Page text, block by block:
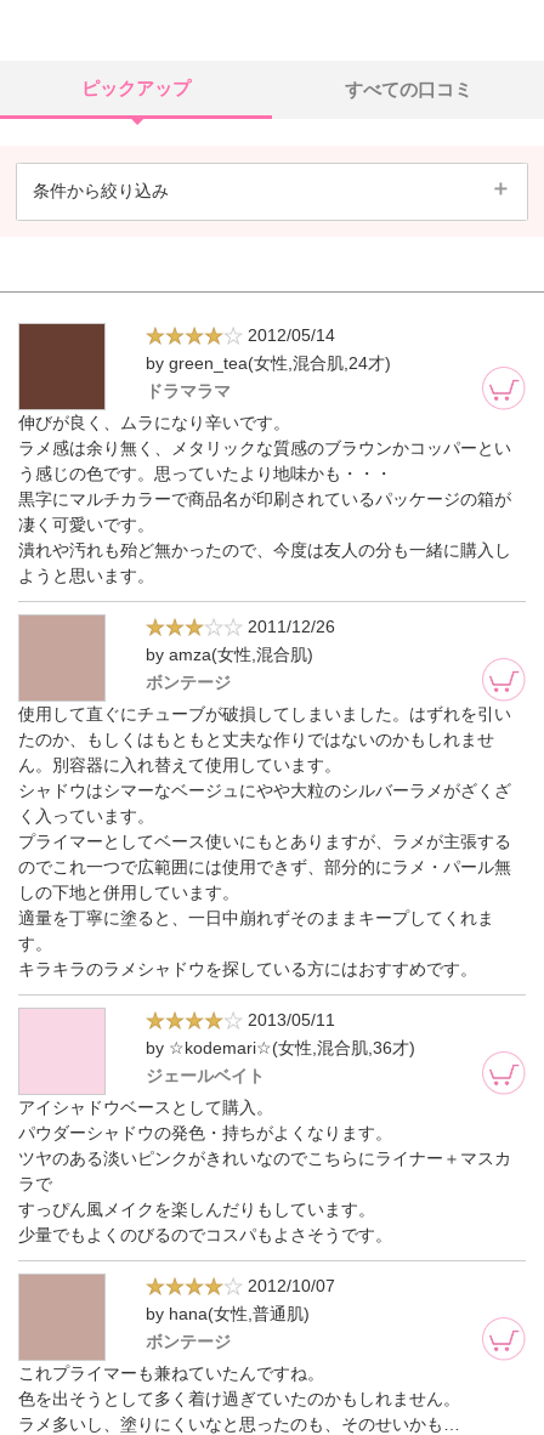
ピックアップ すべての口コミ
条件から絞り込み
2012/05/14
by green_tea(女性,混合肌,24才)
ドラマラマ
伸びが良く、ムラになり辛いです。
ラメ感は余り無く、メタリックな質感のブラウンかコッパーとい
う感じの色です。思っていたより地味かも・・・
黒字にマルチカラーで商品名が印刷されているパッケージの箱が
凄く可愛いです。
潰れや汚れも殆ど無かったので、今度は友人の分も一緒に購入し
ようと思います。
2011/12/26
by amza(女性,混合肌)
ボンテージ
使用して直ぐにチューブが破損してしまいました。はずれを引い
たのか、もしくはもともと丈夫な作りではないのかもしれませ
ん。別容器に入れ替えて使用しています。
シャドウはシマーなベージュにやや大粒のシルバーラメがざくざ
く入っています。
プライマーとしてベース使いにもとありますが、ラメが主張する
のでこれ一つで広範囲には使用できず、部分的にラメ・パール無
しの下地と併用しています。
適量を丁寧に塗ると、一日中崩れずそのままキープしてくれま
す。
キラキラのラメシャドウを探している方にはおすすめです。
2013/05/11
by ☆kodemari☆(女性,混合肌,36才)
ジェールベイト
アイシャドウベースとして購入。
パウダーシャドウの発色・持ちがよくなります。
ツヤのある淡いピンクがきれいなのでこちらにライナー＋マスカ
ラで
すっぴん風メイクを楽しんだりもしています。
少量でもよくのびるのでコスパもよさそうです。
2012/10/07
by hana(女性,普通肌)
ボンテージ
これプライマーも兼ねていたんですね。
色を出そうとして多く着け過ぎていたのかもしれません。
ラメ多いし、塗りにくいなと思ったのも、そのせいかも…